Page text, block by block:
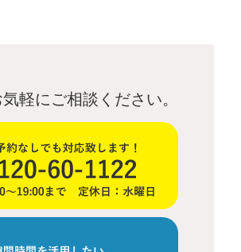
軽にご相談ください。